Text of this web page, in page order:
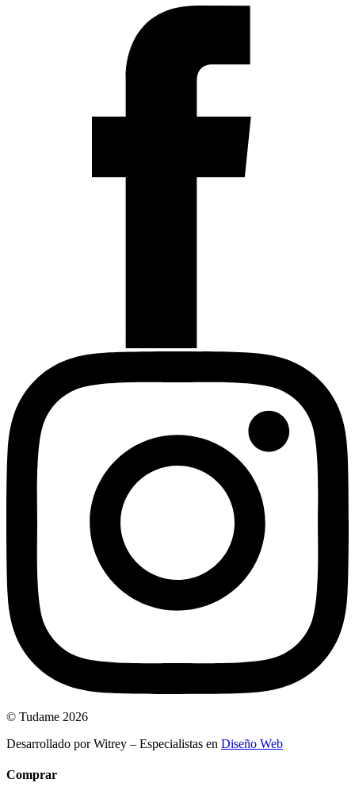
© Tudame 2026
Desarrollado por Witrey – Especialistas en Diseño Web
Comprar